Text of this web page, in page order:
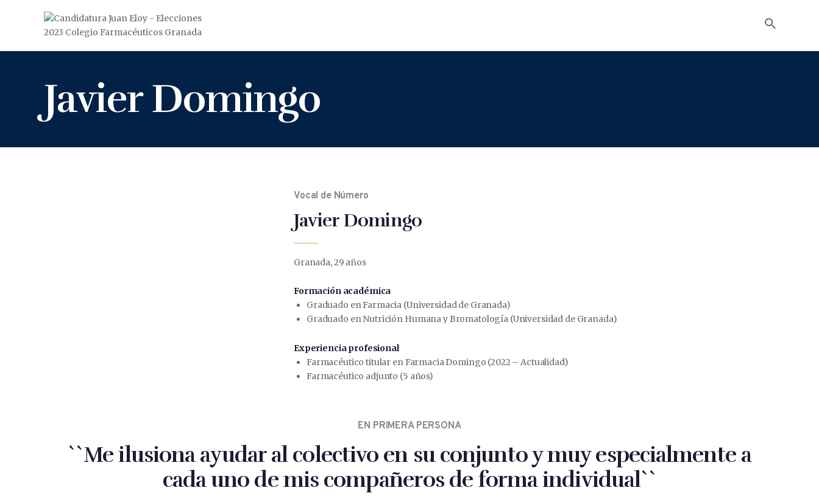
Javier Domingo
Vocal de Número
Javier Domingo
Granada, 29 años
Formación académica
Graduado en Farmacia (Universidad de Granada)
Graduado en Nutrición Humana y Bromatología (Universidad de Granada)
Experiencia profesional
Farmacéutico titular en Farmacia Domingo (2022 – Actualidad)
Farmacéutico adjunto (5 años)
EN PRIMERA PERSONA
``Me ilusiona ayudar al colectivo en su conjunto y muy especialmente a
cada uno de mis compañeros de forma individual``